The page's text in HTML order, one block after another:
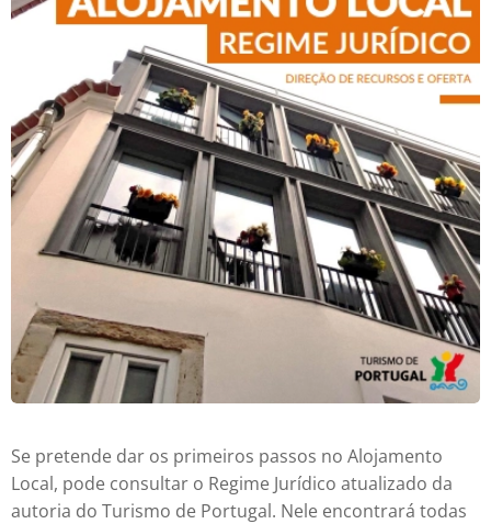
Se pretende dar os primeiros passos no Alojamento
Local, pode consultar o Regime Jurídico atualizado da
autoria do Turismo de Portugal. Nele encontrará todas